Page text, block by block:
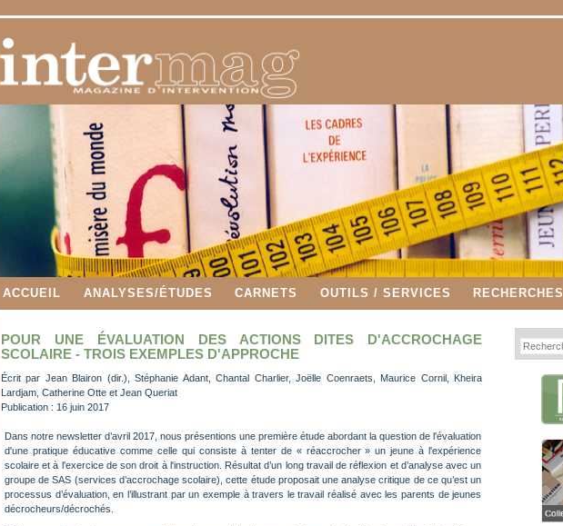
ACCUEIL ANALYSES/ÉTUDES CARNETS OUTILS / SERVICES RECHERCHES
POUR UNE ÉVALUATION DES ACTIONS DITES D'ACCROCHAGE
SCOLAIRE - TROIS EXEMPLES D'APPROCHE
Écrit par Jean Blairon (dir.), Stéphanie Adant, Chantal Charlier, Joëlle Coenraets, Maurice Cornil, Kheira
Lardjam, Catherine Otte et Jean Queriat
Publication : 16 juin 2017
Dans notre newsletter d’avril 2017, nous présentions une première étude abordant la question de l'évaluation
d'une pratique éducative comme celle qui consiste à tenter de « réaccrocher » un jeune à l'expérience
scolaire et à l'exercice de son droit à l'instruction. Résultat d’un long travail de réflexion et d’analyse avec un
groupe de SAS (services d’accrochage scolaire), cette étude proposait une analyse critique de ce qu’est un
processus d’évaluation, en l’illustrant par un exemple à travers le travail réalisé avec les parents de jeunes
décrocheurs/décrochés.